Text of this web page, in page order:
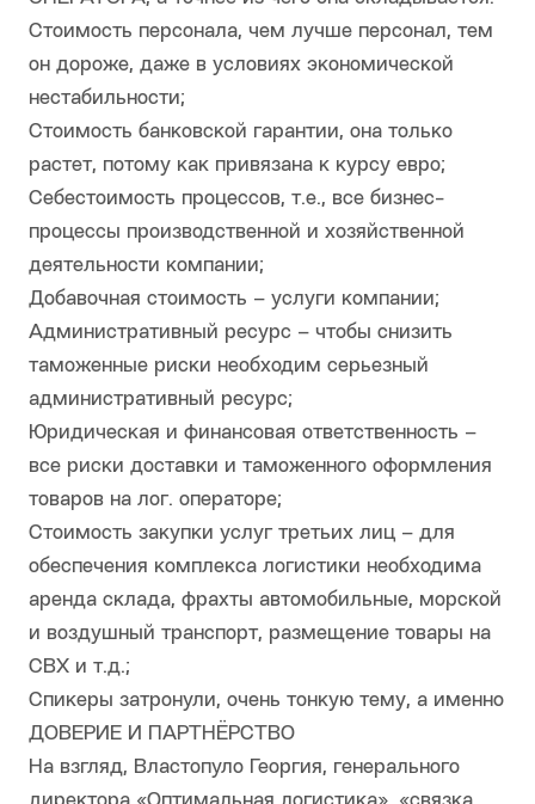
Стоимость персонала, чем лучше персонал, тем
он дороже, даже в условиях экономической
нестабильности;
Стоимость банковской гарантии, она только
растет, потому как привязана к курсу евро;
Себестоимость процессов, т.е., все бизнес-
процессы производственной и хозяйственной
деятельности компании;
Добавочная стоимость – услуги компании;
Административный ресурс – чтобы снизить
таможенные риски необходим серьезный
административный ресурс;
Юридическая и финансовая ответственность –
все риски доставки и таможенного оформления
товаров на лог. операторе;
Стоимость закупки услуг третьих лиц – для
обеспечения комплекса логистики необходима
аренда склада, фрахты автомобильные, морской
и воздушный транспорт, размещение товары на
СВХ и т.д.;
Спикеры затронули, очень тонкую тему, а именно
ДОВЕРИЕ И ПАРТНЁРСТВО
На взгляд, Властопуло Георгия, генерального